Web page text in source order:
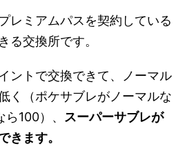
レミアムパスを契約している
る交換所です。
ントで交換できて、ノーマル
く（ポケサブレがノーマルな
100）、 スーパーサブレが
きます。